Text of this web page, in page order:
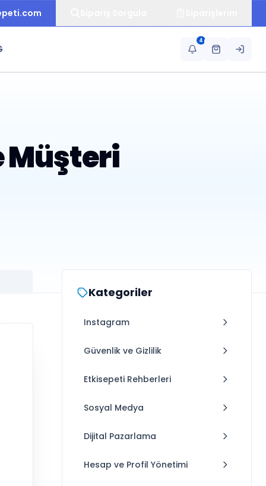
4
Kategoriler
Instagram
Güvenlik ve Gizlilik
Etkisepeti Rehberleri
Sosyal Medya
Dijital Pazarlama
Hesap ve Profil Yönetimi